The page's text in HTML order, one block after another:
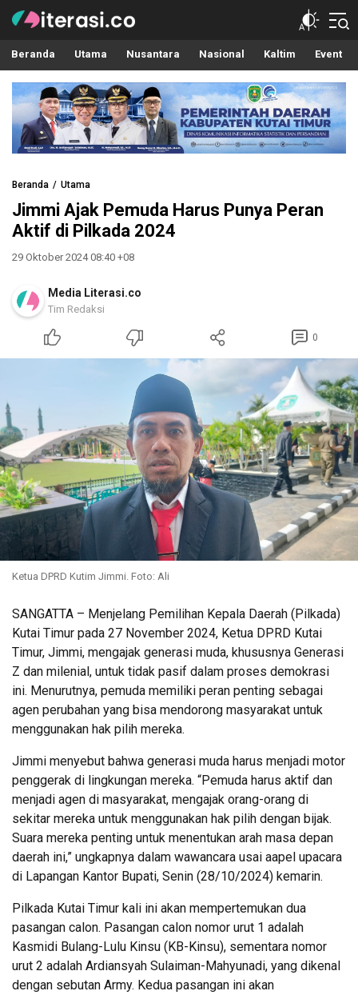
Literasi.co
Pilar Informasi
Beranda Utama Nusantara Nasional Kaltim Event
Beranda Utama
Jimmi Ajak Pemuda Harus Punya Peran
Aktif di Pilkada 2024
29 Oktober 2024 08:40 +08
Media Literasi.co
Tim Redaksi
0
Ketua DPRD Kutim Jimmi. Foto: Ali
SANGATTA – Menjelang Pemilihan Kepala Daerah (Pilkada)
Kutai Timur pada 27 November 2024, Ketua DPRD Kutai
Timur, Jimmi, mengajak generasi muda, khususnya Generasi
Z dan milenial, untuk tidak pasif dalam proses demokrasi
ini. Menurutnya, pemuda memiliki peran penting sebagai
agen perubahan yang bisa mendorong masyarakat untuk
menggunakan hak pilih mereka.
Jimmi menyebut bahwa generasi muda harus menjadi motor
penggerak di lingkungan mereka. “Pemuda harus aktif dan
menjadi agen di masyarakat, mengajak orang-orang di
sekitar mereka untuk menggunakan hak pilih dengan bijak.
Suara mereka penting untuk menentukan arah masa depan
daerah ini,” ungkapnya dalam wawancara usai aapel upacara
di Lapangan Kantor Bupati, Senin (28/10/2024) kemarin.
Pilkada Kutai Timur kali ini akan mempertemukan dua
pasangan calon. Pasangan calon nomor urut 1 adalah
Kasmidi Bulang-Lulu Kinsu (KB-Kinsu), sementara nomor
urut 2 adalah Ardiansyah Sulaiman-Mahyunadi, yang dikenal
dengan sebutan Army. Kedua pasangan ini akan